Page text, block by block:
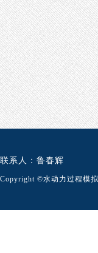
联系人：鲁春辉
​Copyright ©水动力过程